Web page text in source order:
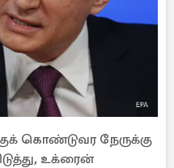
கொண்டுவர நேருக்கு
உக்ரைன்